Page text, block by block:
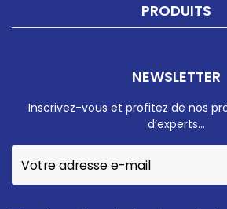
PRODUITS
NEWSLETTER
Inscrivez-vous et profitez de nos
d’experts…